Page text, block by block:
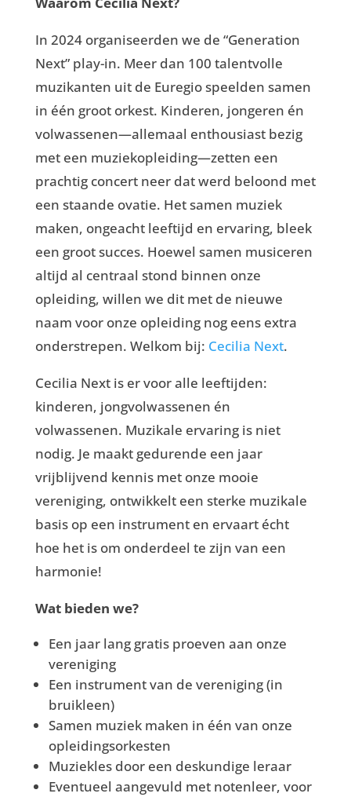
In 2024 organiseerden we de “Generation
Next” play-in. Meer dan 100 talentvolle
muzikanten uit de Euregio speelden samen
in één groot orkest. Kinderen, jongeren én
volwassenen—allemaal enthousiast bezig
met een muziekopleiding—zetten een
prachtig concert neer dat werd beloond met
een staande ovatie. Het samen muziek
maken, ongeacht leeftijd en ervaring, bleek
een groot succes. Hoewel samen musiceren
altijd al centraal stond binnen onze
opleiding, willen we dit met de nieuwe
naam voor onze opleiding nog eens extra
onderstrepen. Welkom bij: Cecilia Next.
Cecilia Next is er voor alle leeftijden:
kinderen, jongvolwassenen én
volwassenen. Muzikale ervaring is niet
nodig. Je maakt gedurende een jaar
vrijblijvend kennis met onze mooie
vereniging, ontwikkelt een sterke muzikale
basis op een instrument en ervaart écht
hoe het is om onderdeel te zijn van een
harmonie!
Wat bieden we?
Een jaar lang gratis proeven aan onze
vereniging
Een instrument van de vereniging (in
bruikleen)
Samen muziek maken in één van onze
opleidingsorkesten
Muziekles door een deskundige leraar
Eventueel aangevuld met notenleer, voor